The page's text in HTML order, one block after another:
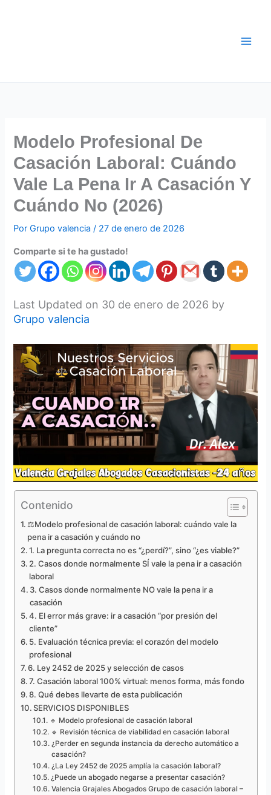
Modelo Profesional De
Casación Laboral: Cuándo
Vale La Pena Ir A Casación Y
Cuándo No (2026)
PorGrupo valencia/ 27 de enero de 2026
Comparte si te ha gustado!
Last Updated on 30 de enero de 2026 by
Grupo valencia
Contenido
⚖️Modelo profesional de casación laboral: cuándo vale la
pena ir a casación y cuándo no
1. La pregunta correcta no es “¿perdí?”, sino “¿es viable?”
2. Casos donde normalmente SÍ vale la pena ir a casación
laboral
3. Casos donde normalmente NO vale la pena ir a
casación
4. El error más grave: ir a casación “por presión del
cliente”
5. Evaluación técnica previa: el corazón del modelo
profesional
6. Ley 2452 de 2025 y selección de casos
7. Casación laboral 100% virtual: menos forma, más fondo
8. Qué debes llevarte de esta publicación
SERVICIOS DISPONIBLES
🔹 Modelo profesional de casación laboral
🔹 Revisión técnica de viabilidad en casación laboral
¿Perder en segunda instancia da derecho automático a
casación?
¿La Ley 2452 de 2025 amplía la casación laboral?
¿Puede un abogado negarse a presentar casación?
Valencia Grajales Abogados Grupo de casación laboral –